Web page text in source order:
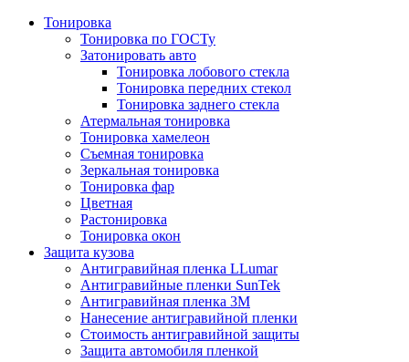
Тонировка
Тонировка по ГОСТу
Затонировать авто
Тонировка лобового стекла
Тонировка передних стекол
Тонировка заднего стекла
Атермальная тонировка
Тонировка хамелеон
Съемная тонировка
Зеркальная тонировка
Тонировка фар
Цветная
Растонировка
Тонировка окон
Защита кузова
Антигравийная пленка LLumar
Антигравийные пленки SunTek
Антигравийная пленка 3М
Нанесение антигравийной пленки
Стоимость антигравийной защиты
Защита автомобиля пленкой